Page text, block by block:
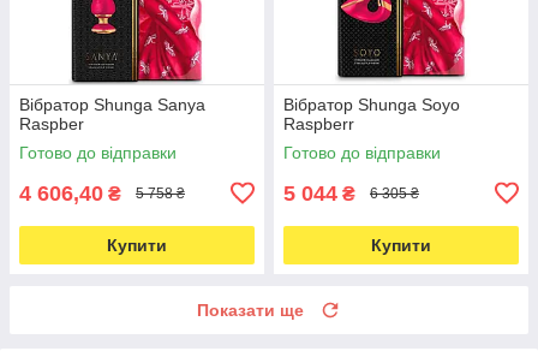
Вібратор Shunga Sanya
Raspber
Готово до відправки
4 606,40 ₴ 5 758 ₴
Купити
Вібратор Shunga Soyo
Raspberr
Готово до відправки
5 044 ₴ 6 305 ₴
Купити
Показати ще